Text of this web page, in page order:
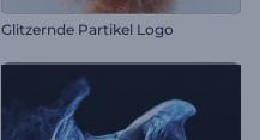
Glitzernde Partikel Logo